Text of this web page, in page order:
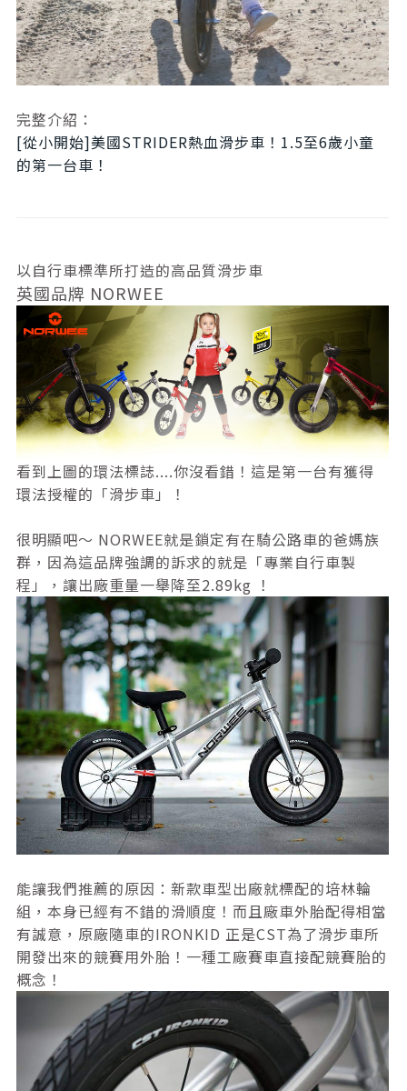
完整介紹：
[從小開始]美國STRIDER熱血滑步車！1.5至6歲小童
的第一台車！
以自行車標準所打造的高品質滑步車
英國品牌 NORWEE
看到上圖的環法標誌....你沒看錯！這是第一台有獲得
環法授權的「滑步車」！
很明顯吧～ NORWEE就是鎖定有在騎公路車的爸媽族
群，因為這品牌強調的訴求的就是「專業自行車製
程」，讓出廠重量一舉降至2.89kg ！
能讓我們推薦的原因：新款車型出廠就標配的培林輪
組，本身已經有不錯的滑順度！而且廠車外胎配得相當
有誠意，原廠隨車的IRONKID 正是CST為了滑步車所
開發出來的競賽用外胎！一種工廠賽車直接配競賽胎的
概念！